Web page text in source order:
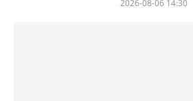
2026-08-06 14:30